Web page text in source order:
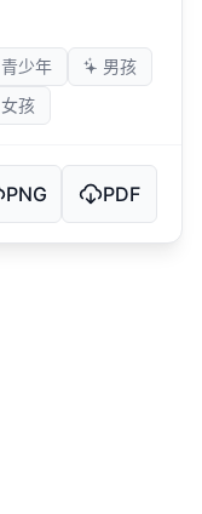
青少年
男孩
女孩
PNG PDF